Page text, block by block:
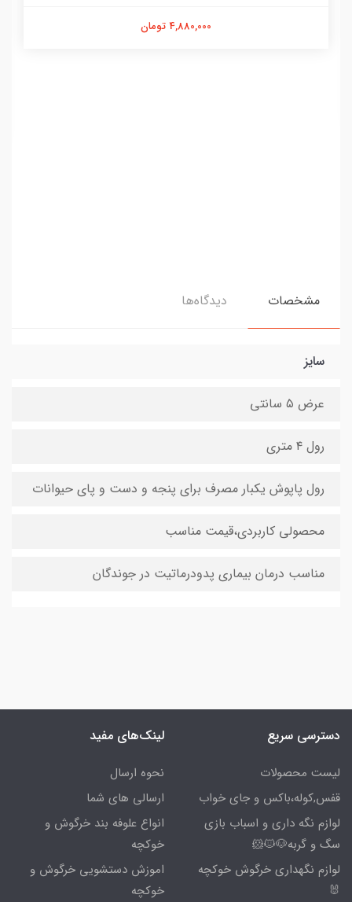
4,880,000 تومان
مشخصات دیدگاه‌ها
سایز
عرض ۵ سانتی
رول ۴ متری
رول پاپوش یکبار مصرف برای پنجه و دست و پای حیوانات
محصولی کاربردی،قیمت مناسب
مناسب درمان بیماری پدودرماتیت در جوندگان
دسترسی سریع
لیست محصولات
قفس,کوله،باکس و جای خواب
لوازم نگه داری و اسباب بازی
سگ و گربه🐶🐱🐹
لوازم نگهداری خرگوش خوکچه
🐰
لینک‌های مفید
نحوه ارسال
ارسالی های شما
انواع علوفه بند خرگوش و
خوکچه
اموزش دستشویی خرگوش و
خوکچه